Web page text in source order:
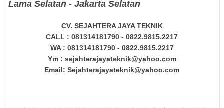
Lama Selatan - Jakarta Selatan
CV. SEJAHTERA JAYA TEKNIK
CALL : 081314181790 - 0822.9815.2217
WA : 081314181790 - 0822.9815.2217
Ym : sejahterajayateknik@yahoo.com
Email: Sejahterajayateknik@yahoo.com